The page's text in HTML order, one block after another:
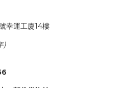
幸運工廈14樓
)